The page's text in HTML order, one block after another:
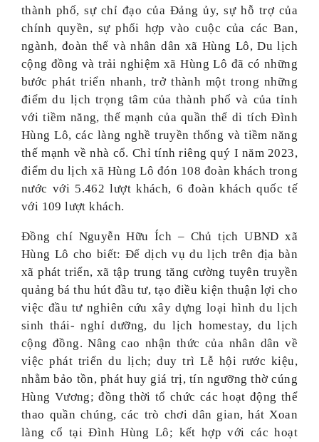
thành phố, sự chỉ đạo của Đảng ủy, sự hỗ trợ của
chính quyền, sự phối hợp vào cuộc của các Ban,
ngành, đoàn thể và nhân dân xã Hùng Lô, Du lịch
cộng đồng và trải nghiệm xã Hùng Lô đã có những
bước phát triển nhanh, trở thành một trong những
điểm du lịch trọng tâm của thành phố và của tỉnh
với tiềm năng, thế mạnh của quần thể di tích Đình
Hùng Lô, các làng nghề truyền thống và tiềm năng
thế mạnh về nhà cổ. Chỉ tính riêng quý I năm 2023,
điểm du lịch xã Hùng Lô đón 108 đoàn khách trong
nước với 5.462 lượt khách, 6 đoàn khách quốc tế
với 109 lượt khách.
Đồng chí Nguyễn Hữu Ích – Chủ tịch UBND xã
Hùng Lô cho biết: Để dịch vụ du lịch trên địa bàn
xã phát triển, xã tập trung tăng cường tuyên truyền
quảng bá thu hút đầu tư, tạo điều kiện thuận lợi cho
việc đầu tư nghiên cứu xây dựng loại hình du lịch
sinh thái- nghỉ dưỡng, du lịch homestay, du lịch
cộng đồng. Nâng cao nhận thức của nhân dân về
việc phát triển du lịch; duy trì Lễ hội rước kiệu,
nhằm bảo tồn, phát huy giá trị, tín ngưỡng thờ cúng
Hùng Vương; đồng thời tổ chức các hoạt động thể
thao quần chúng, các trò chơi dân gian, hát Xoan
làng cổ tại Đình Hùng Lô; kết hợp với các hoạt